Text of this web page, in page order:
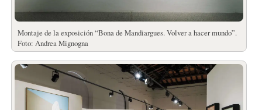
Montaje de la exposición “Bona de Mandiargues. Volver a hacer mundo”.
Foto: Andrea Mignogna